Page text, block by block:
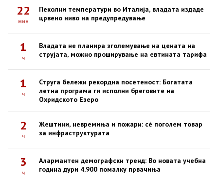
22
мин
Пеколни температури во Италија, владата издаде
црвено ниво на предупредување
1
ч
Владата не планира зголемување на цената на
струјата, можно проширување на евтината тарифа
1
ч
Струга бележи рекордна посетеност: Богатата
летна програма ги исполни бреговите на
Охридското Езеро
2
ч
Жештини, невремиња и пожари: сè поголем товар
за инфраструктурата
3
ч
Алармантен демографски тренд: Во новата учебна
година дури 4.900 помалку првачиња